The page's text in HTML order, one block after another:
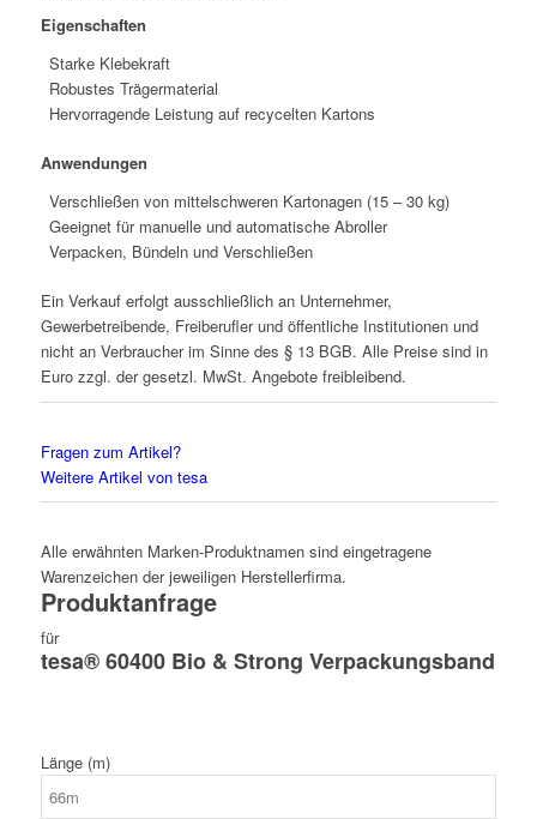
Eigenschaften
Starke Klebekraft
Robustes Trägermaterial
Hervorragende Leistung auf recycelten Kartons
Anwendungen
Verschließen von mittelschweren Kartonagen (15 – 30 kg)
Geeignet für manuelle und automatische Abroller
Verpacken, Bündeln und Verschließen
Ein Verkauf erfolgt ausschließlich an Unternehmer,
Gewerbetreibende, Freiberufler und öffentliche Institutionen und
nicht an Verbraucher im Sinne des § 13 BGB. Alle Preise sind in
Euro zzgl. der gesetzl. MwSt. Angebote freibleibend.
Fragen zum Artikel?
Weitere Artikel von tesa
Alle erwähnten Marken-Produktnamen sind eingetragene
Warenzeichen der jeweiligen Herstellerfirma.
Produktanfrage
für
tesa® 60400 Bio & Strong Verpackungsband
Länge (m)